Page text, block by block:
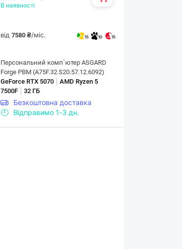
В наявності
від7580 ₴/міс. 15 10 15
Персональний комп`ютер ASGARD
Forge PBM (A75F.32.S20.57.12.6092)
GeForce RTX 5070 |AMD Ryzen 5
7500F |32 ГБ
Безкоштовна доставка
Відправимо 1-3 дн.